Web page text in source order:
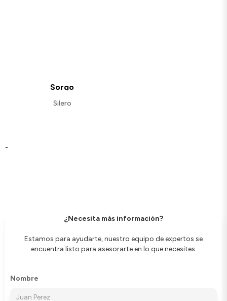
Sorgo
Silero
-
¿Necesita más información?
Estamos para ayudarte, nuestro equipo de expertos se
encuentra listo para asesorarte en lo que necesites.
Nombre